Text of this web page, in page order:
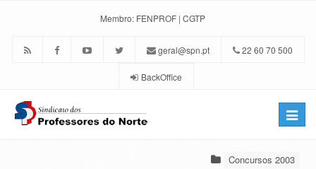
Membro: FENPROF | CGTP
geral@spn.pt 22 60 70 500
BackOffice
Toggle
Concursos 2003